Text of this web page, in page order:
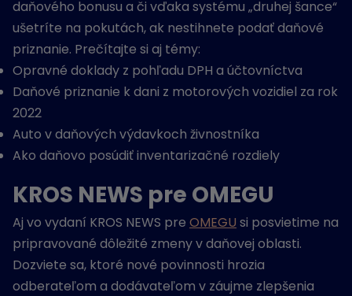
daňového bonusu a či vďaka systému „druhej šance“
ušetríte na pokutách, ak nestihnete podať daňové
priznanie. Prečítajte si aj témy:
Opravné doklady z pohľadu DPH a účtovníctva
Daňové priznanie k dani z motorových vozidiel za rok
2022
Auto v daňových výdavkoch živnostníka
Ako daňovo posúdiť inventarizačné rozdiely
KROS NEWS pre OMEGU
Aj vo vydaní KROS NEWS pre OMEGU si posvietime na
pripravované dôležité zmeny v daňovej oblasti.
Dozviete sa, ktoré nové povinnosti hrozia
odberateľom a dodávateľom v záujme zlepšenia